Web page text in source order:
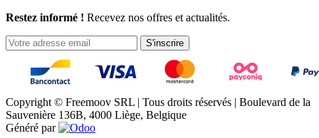
Restez informé ! Recevez nos offres et actualités.
S'inscrire
Copyright © Freemoov SRL | Tous droits réservés | Boulevard de la
Sauvenière 136B, 4000 Liège, Belgique
Généré par